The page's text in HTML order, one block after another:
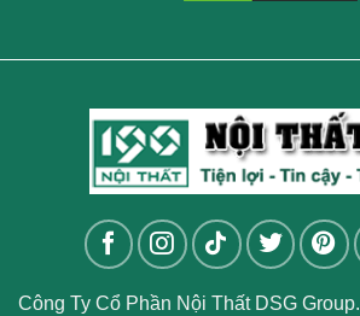
Công Ty Cổ Phần Nội Thất DSG Group.